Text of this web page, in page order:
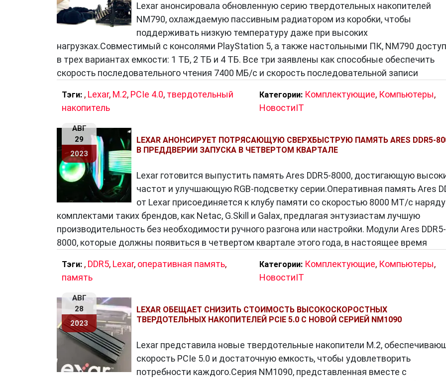
Lexar анонсировала обновленную серию твердотельных накопителей
NM790, охлаждаемую пассивным радиатором из коробки, чтобы
поддерживать низкую температуру даже при высоких
нагрузках.Совместимый с консолями PlayStation 5, а также настольными ПК, NM790
в трех вариантах емкости: 1 ТБ, 2 ТБ и 4 ТБ. Все три заявлены как способные обеспечить
скорость последовательного чтения 7400 МБ/с и скорость последовательной записи
Тэги: , Lexar, M.2, PCIe 4.0, твердотельный
накопитель
Категории: Комплектующие, Компьютеры,
НовостиIT
АВГ
29
2023
LEXAR АНОНСИРУЕТ ПОТРЯСАЮЩУЮ СВЕРХБЫСТРУЮ ПАМЯТЬ ARES DDR5-
В ПРЕДДВЕРИИ ЗАПУСКА В ЧЕТВЕРТОМ КВАРТАЛЕ
Lexar готовится выпустить память Ares DDR5-8000, достигающую
частот и улучшающую RGB-подсветку серии.Оперативная память Ares
от Lexar присоединяется к клубу памяти со скоростью 8000 МТ/с
комплектами таких брендов, как Netac, G.Skill и Galax, предлагая энтузиастам лучшую
производительность без необходимости ручного разгона или настройки. Модули Ares DDR5-
8000, которые должны появиться в четвертом квартале этого года, в настоящее время
Тэги: , DDR5, Lexar, оперативная память,
память
Категории: Комплектующие, Компьютеры,
НовостиIT
АВГ
28
2023
LEXAR ОБЕЩАЕТ СНИЗИТЬ СТОИМОСТЬ ВЫСОКОСКОРОСТНЫХ
ТВЕРДОТЕЛЬНЫХ НАКОПИТЕЛЕЙ PCIE 5.0 С НОВОЙ СЕРИЕЙ NM1090
Lexar представила новые твердотельные накопители M.2,
скорость PCIe 5.0 и достаточную емкость, чтобы удовлетворить
потребности каждого.Серия NM1090, представленная вместе с